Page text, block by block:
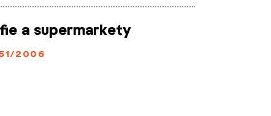
a supermarkety
2006